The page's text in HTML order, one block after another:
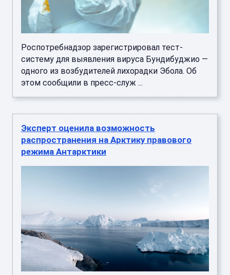
Роспотребнадзор зарегистрировал тест-
систему для выявления вируса Бундибуджио —
одного из возбудителей лихорадки Эбола. Об
этом сообщили в пресс-служ ...
Эксперт оценила возможность
распространения на Арктику правового
режима Антарктики